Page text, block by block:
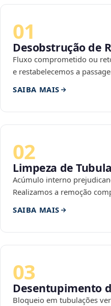
01
Desobstrução de
Fluxo comprometido ou
e restabelecemos a
SAIBA MAIS
02
Limpeza de
Acúmulo interno
Realizamos a remoção
SAIBA MAIS
03
Desentupimento
Bloqueio em tubulações